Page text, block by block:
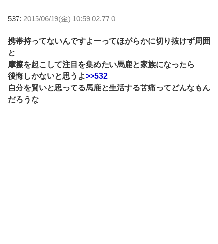
537: 2015/06/19(金) 10:59:02.77 0
携帯持ってないんですよーってほがらかに切り抜けず周囲
と
摩擦を起こして注目を集めたい馬鹿と家族になったら
後悔しかないと思うよ>>532
自分を賢いと思ってる馬鹿と生活する苦痛ってどんなもん
だろうな